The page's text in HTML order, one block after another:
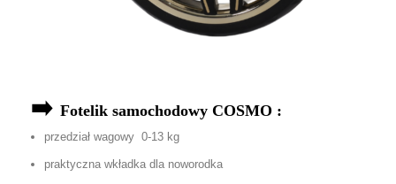
➡️ Fotelik samochodowy COSMO :
przedział wagowy 0-13 kg
praktyczna wkładka dla noworodka